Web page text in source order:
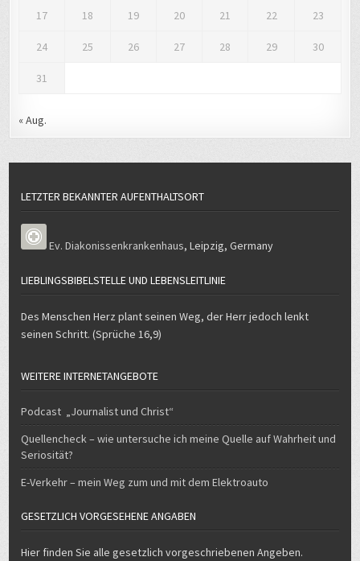
17 18 19 20 21 22 23
24 25 26 27 28 29 30
31
« Aug.
LETZTER BEKANNTER AUFENTHALTSORT
Ev. Diakonissenkrankenhaus,Leipzig,Germany
LIEBLINGSBIBELSTELLE UND LEBENSLEITLINIE
Des Menschen Herz plant seinen Weg, der Herr jedoch lenkt
seinen Schritt. (Sprüche 16,9)
WEITERE INTERNETANGEBOTE
Podcast „Journalist und Christ“
Quellencheck – wie untersuche ich meine Quelle auf Wahrheit und
Seriosität?
E-Verkehr – mein Weg zum und mit dem Elektroauto
GESETZLICH VORGESEHENE ANGABEN
Hier finden Sie alle gesetzlich vorgeschriebenen Angeben.